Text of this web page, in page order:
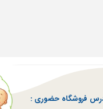
فروشگاه حضوری :